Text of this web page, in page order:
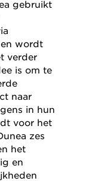
gebruikt
wordt
verder
is om te
naar
in hun
voor het
zes
het
en